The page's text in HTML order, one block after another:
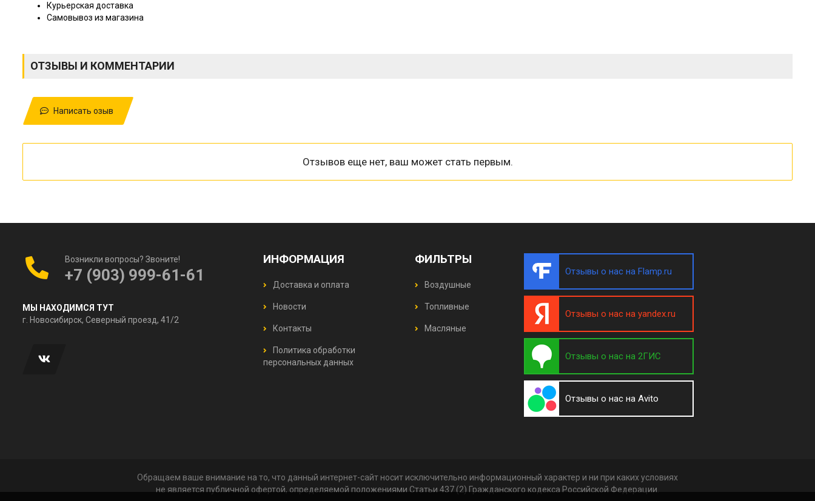
Курьерская доставка
Самовывоз из магазина
ОТЗЫВЫ И КОММЕНТАРИИ
Написать озыв
Отзывов еще нет, ваш может стать первым.
Возникли вопросы? Звоните!
+7 (903) 999-61-61
МЫ НАХОДИМСЯ ТУТ
г. Новосибирск, Северный проезд, 41/2
ИНФОРМАЦИЯ
Доставка и оплата
Новости
Контакты
Политика обработки
персональных данных
ФИЛЬТРЫ
Воздушные
Топливные
Масляные
Отзывы о нас на Flamp.ru
Отзывы о нас на yandex.ru
Отзывы о нас на 2ГИС
Отзывы о нас на Avito
Обращаем ваше внимание на то, что данный интернет-сайт носит исключительно информационный характер и ни при каких условиях
не является публичной офертой, определяемой положениями Статьи 437 (2) Гражданского кодекса Российской Федерации.